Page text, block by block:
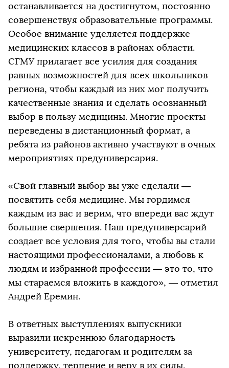
останавливается на достигнутом, постоянно
совершенствуя образовательные программы.
Особое внимание уделяется поддержке
медицинских классов в районах области.
СГМУ прилагает все усилия для создания
равных возможностей для всех школьников
региона, чтобы каждый из них мог получить
качественные знания и сделать осознанный
выбор в пользу медицины. Многие проекты
переведены в дистанционный формат, а
ребята из районов активно участвуют в очных
мероприятиях предуниверсария.
«Свой главный выбор вы уже сделали —
посвятить себя медицине. Мы гордимся
каждым из вас и верим, что впереди вас ждут
большие свершения. Наш предуниверсарий
создает все условия для того, чтобы вы стали
настоящими профессионалами, а любовь к
людям и избранной профессии — это то, что
мы стараемся вложить в каждого», — отметил
Андрей Еремин.
В ответных выступлениях выпускники
выразили искреннюю благодарность
университету, педагогам и родителям за
поддержку, терпение и веру в их силы.